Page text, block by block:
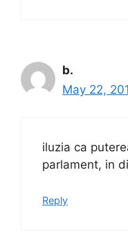
b.
May 22,
iluzia ca
parlament, in
Reply